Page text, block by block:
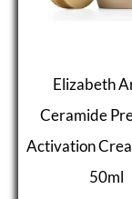
Elizabeth
Ceramide
Activation
50ml